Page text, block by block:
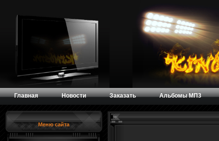
Главная Новости Заказать Альбомы МП3
Меню сайта